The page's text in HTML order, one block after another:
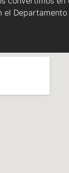
el Departamento